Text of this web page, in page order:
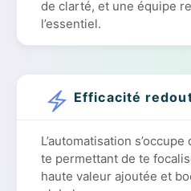
de clarté, et une équipe
l’essentiel.
Efficacité
L’automatisation
te permettant de te
haute valeur ajoutée et